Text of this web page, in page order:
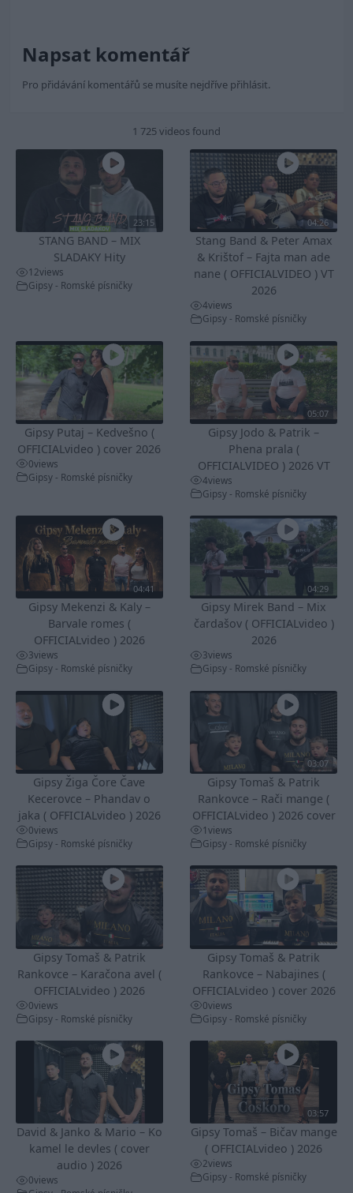
Napsat komentář
Pro přidávání komentářů se musíte nejdříve přihlásit.
1 725 videos found
23:15
STANG BAND – MIX
SLADAKY Hity
12views
Gipsy - Romské písničky
04:26
Stang Band & Peter Amax
& Krištof – Fajta man ade
nane ( OFFICIALVIDEO ) VT
2026
4views
Gipsy - Romské písničky
Gipsy Putaj – Kedvešno (
OFFICIALvideo ) cover 2026
0views
Gipsy - Romské písničky
05:07
Gipsy Jodo & Patrik –
Phena prala (
OFFICIALVIDEO ) 2026 VT
4views
Gipsy - Romské písničky
04:41
Gipsy Mekenzi & Kaly –
Barvale romes (
OFFICIALvideo ) 2026
3views
Gipsy - Romské písničky
04:29
Gipsy Mirek Band – Mix
čardašov ( OFFICIALvideo )
2026
3views
Gipsy - Romské písničky
Gipsy Žiga Čore Čave
Kecerovce – Phandav o
jaka ( OFFICIALvideo ) 2026
0views
Gipsy - Romské písničky
03:07
Gipsy Tomaš & Patrik
Rankovce – Rači mange (
OFFICIALvideo ) 2026 cover
1views
Gipsy - Romské písničky
Gipsy Tomaš & Patrik
Rankovce – Karačona avel (
OFFICIALvideo ) 2026
0views
Gipsy - Romské písničky
Gipsy Tomaš & Patrik
Rankovce – Nabajines (
OFFICIALvideo ) cover 2026
0views
Gipsy - Romské písničky
David & Janko & Mario – Ko
kamel le devles ( cover
audio ) 2026
0views
03:57
Gipsy Tomaš – Bičav mange
( OFFICIALvideo ) 2026
2views
Gipsy - Romské písničky